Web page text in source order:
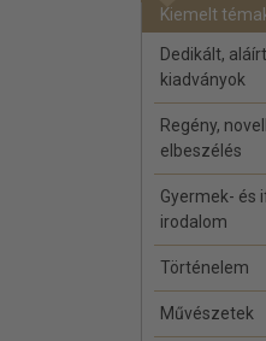
Kiemelt
Dedikált, aláírt
kiadványok
Regény,
elbeszélés
Gyermek- és
irodalom
Történelem
Művészetek